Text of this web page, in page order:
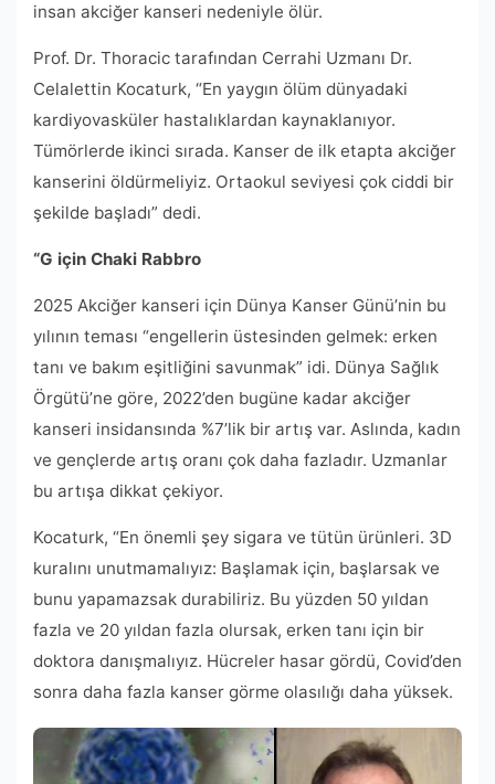
insan akciğer kanseri nedeniyle ölür.
Prof. Dr. Thoracic tarafından Cerrahi Uzmanı Dr.
Celalettin Kocaturk, “En yaygın ölüm dünyadaki
kardiyovasküler hastalıklardan kaynaklanıyor.
Tümörlerde ikinci sırada. Kanser de ilk etapta akciğer
kanserini öldürmeliyiz. Ortaokul seviyesi çok ciddi bir
şekilde başladı” dedi.
“G için Chaki Rabbro
2025 Akciğer kanseri için Dünya Kanser Günü’nin bu
yılının teması “engellerin üstesinden gelmek: erken
tanı ve bakım eşitliğini savunmak” idi. Dünya Sağlık
Örgütü’ne göre, 2022’den bugüne kadar akciğer
kanseri insidansında %7’lik bir artış var. Aslında, kadın
ve gençlerde artış oranı çok daha fazladır. Uzmanlar
bu artışa dikkat çekiyor.
Kocaturk, “En önemli şey sigara ve tütün ürünleri. 3D
kuralını unutmamalıyız: Başlamak için, başlarsak ve
bunu yapamazsak durabiliriz. Bu yüzden 50 yıldan
fazla ve 20 yıldan fazla olursak, erken tanı için bir
doktora danışmalıyız. Hücreler hasar gördü, Covid’den
sonra daha fazla kanser görme olasılığı daha yüksek.